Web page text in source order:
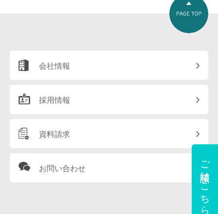
会社情報
採用情報
資料請求
お問い合わせ ご相談はこちら